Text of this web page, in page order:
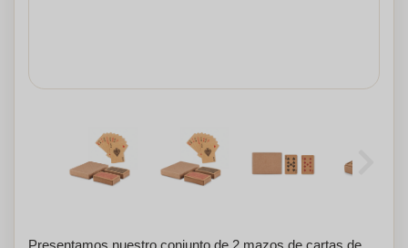
Presentamos nuestro conjunto de 2 mazos de cartas de